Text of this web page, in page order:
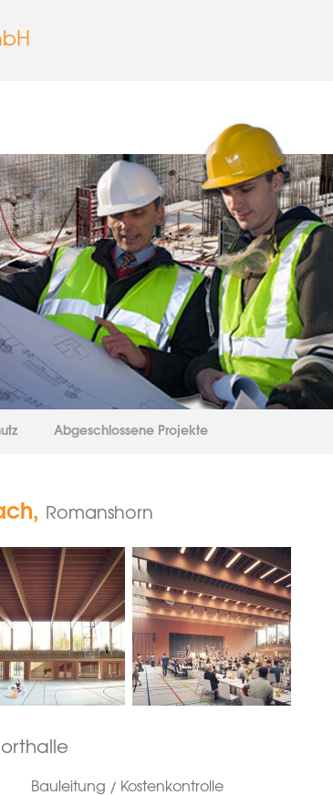
Abgeschlossene Projekte
Romanshorn
Bauleitung / Kostenkontrolle